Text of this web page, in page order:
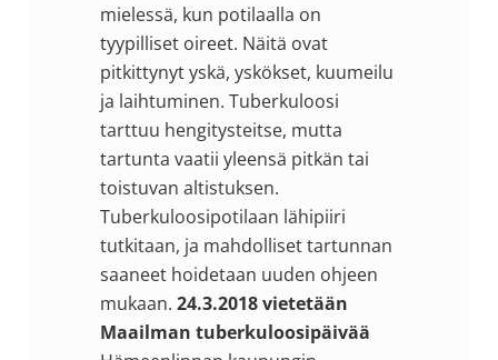
mielessä, kun potilaalla on
tyypilliset oireet. Näitä ovat
pitkittynyt yskä, yskökset, kuumeilu
ja laihtuminen. Tuberkuloosi
tarttuu hengitysteitse, mutta
tartunta vaatii yleensä pitkän tai
toistuvan altistuksen.
Tuberkuloosipotilaan lähipiiri
tutkitaan, ja mahdolliset tartunnan
saaneet hoidetaan uuden ohjeen
mukaan. 24.3.2018 vietetään
Maailman tuberkuloosipäivää